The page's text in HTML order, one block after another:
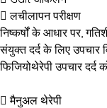
लचीलापन परीक्षण
निष्कर्षों के आधार पर,
संयुक्त दर्द के लिए उपचार
फिजियोथेरेपी उपचार
मैनुअल थेरेपी